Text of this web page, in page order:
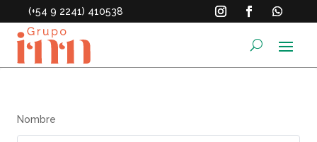
(+54 9 2241) 410538
Nombre